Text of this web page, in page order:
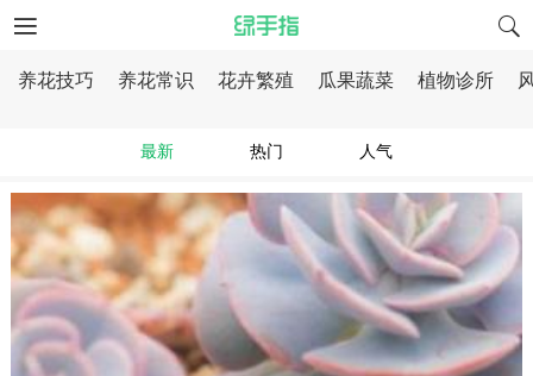
养花技巧 养花常识 花卉繁殖 瓜果蔬菜 植物诊所
最新 热门 人气